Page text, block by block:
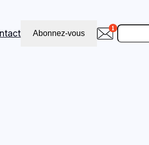
Abonnez-vous